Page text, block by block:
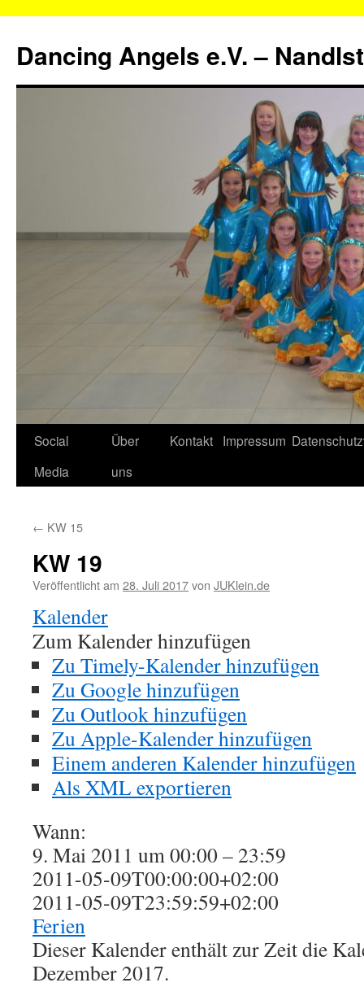
springen
Dancing Angels e.V. –
Social
Media
Über
uns
Kontakt Impressum
← KW 15
KW 19
Veröffentlicht am 28. Juli 2017von JUKlein.de
Kalender
Zum Kalender hinzufügen
Zu Timely-Kalender hinzufügen
Zu Google hinzufügen
Zu Outlook hinzufügen
Zu Apple-Kalender hinzufügen
Einem anderen Kalender hinzufügen
Als XML exportieren
Wann:
9. Mai 2011 um 00:00 – 23:59
2011-05-09T00:00:00+02:00
2011-05-09T23:59:59+02:00
Ferien
Dieser Kalender enthält zur Zeit die
Dezember 2017.